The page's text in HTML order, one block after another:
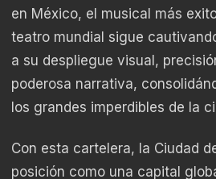
en México, el musical más
teatro mundial sigue
a su despliegue visual,
poderosa narrativa,
los grandes imperdibles de la
Con esta cartelera, la Ciudad
posición como una capital